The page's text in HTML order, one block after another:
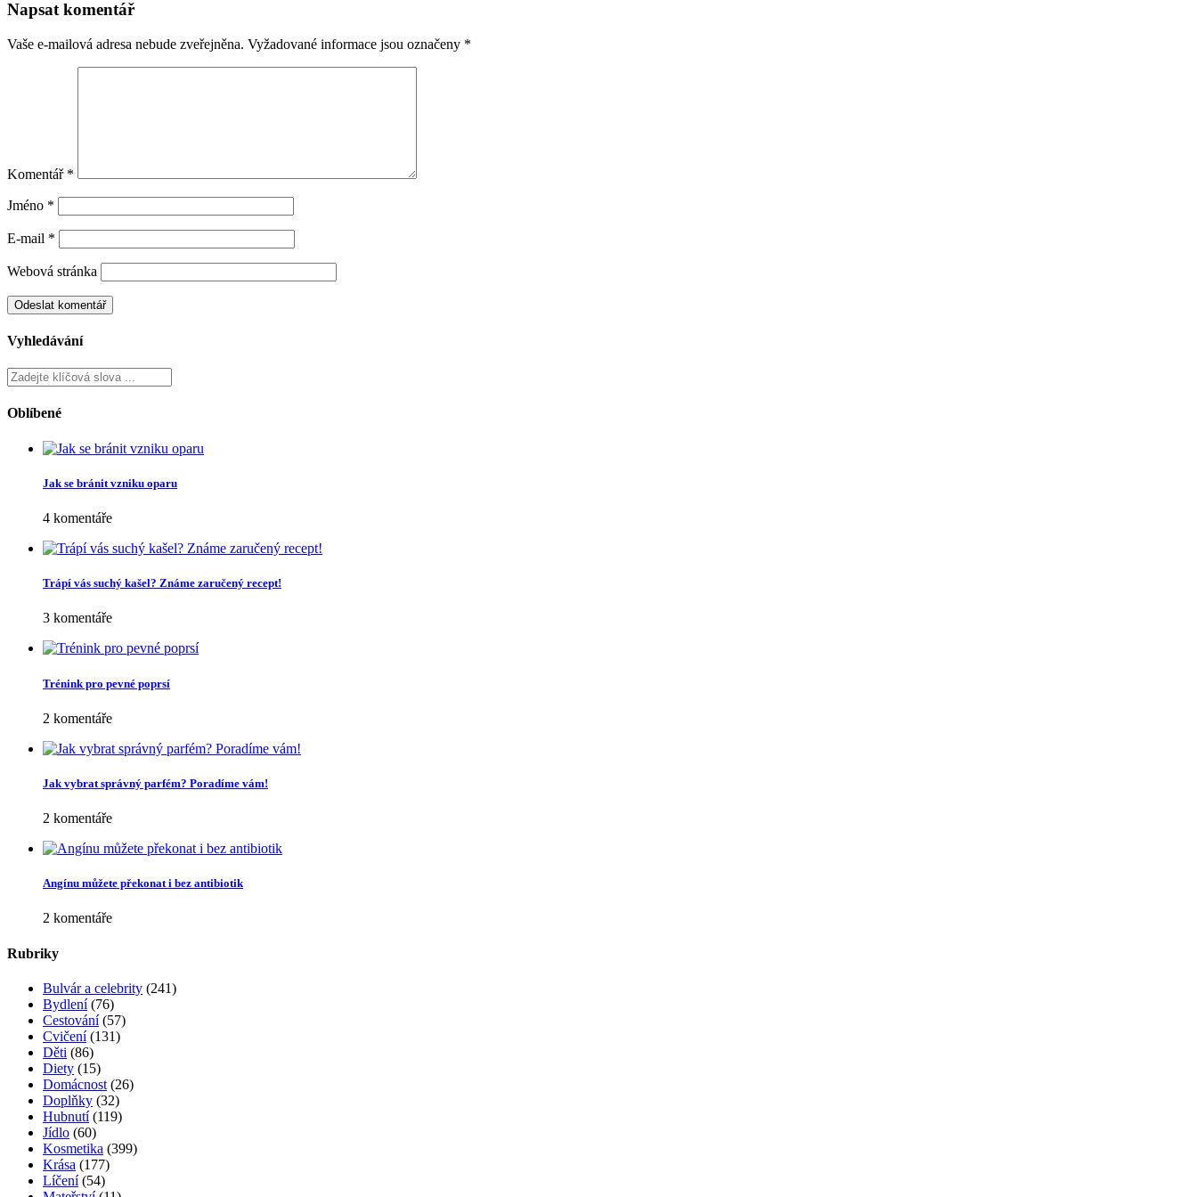
Napsat komentář
Vaše e-mailová adresa nebude zveřejněna. Vyžadované informace jsou označeny *
Komentář *
Jméno *
E-mail *
Webová stránka
Vyhledávání
Oblíbené
Jak se bránit vzniku oparu
4 komentáře
Trápí vás suchý kašel? Známe zaručený recept!
3 komentáře
Trénink pro pevné poprsí
2 komentáře
Jak vybrat správný parfém? Poradíme vám!
2 komentáře
Angínu můžete překonat i bez antibiotik
2 komentáře
Rubriky
Bulvár a celebrity (241)
Bydlení(76)
Cestování(57)
Cvičení(131)
Děti (86)
Diety (15)
Domácnost (26)
Doplňky (32)
Hubnutí(119)
Jídlo (60)
Kosmetika (399)
Krása (177)
Líčení(54)